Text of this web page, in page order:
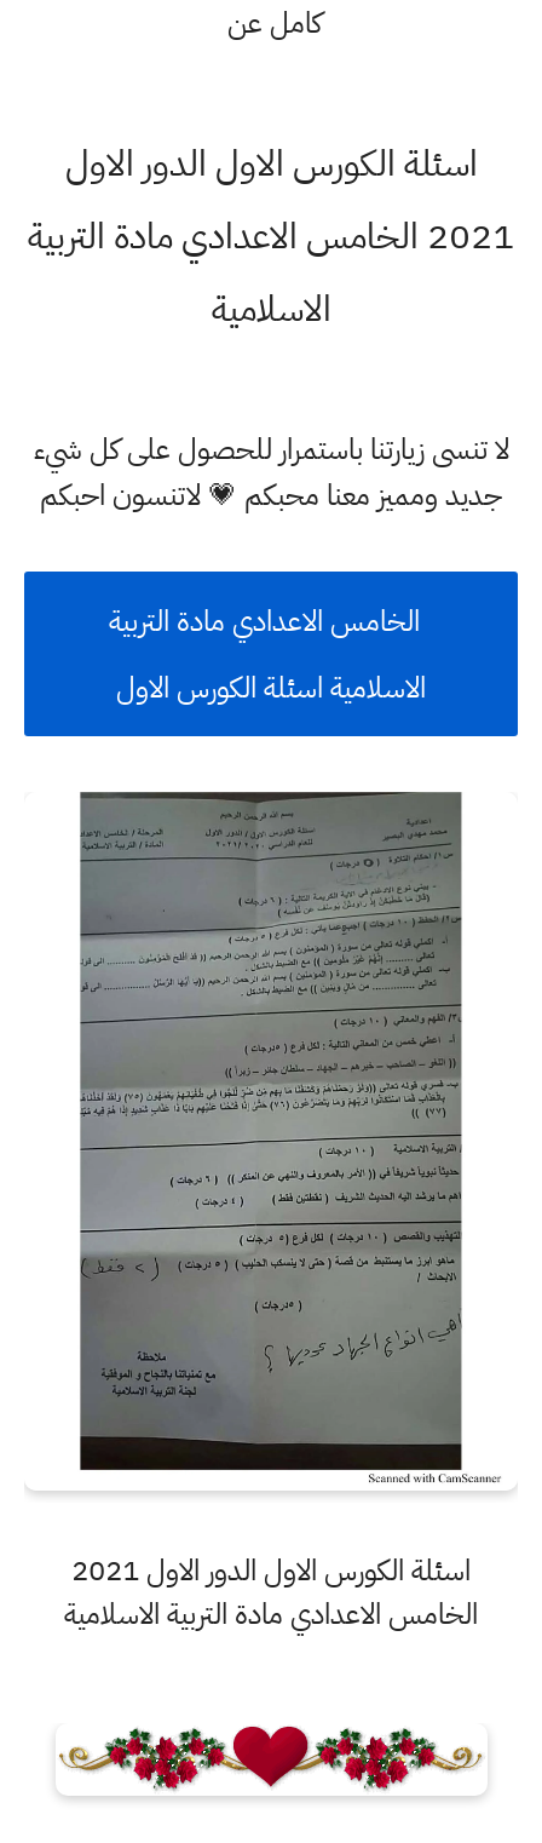
كامل عن
اسئلة الكورس الاول الدور الاول
2021 الخامس الاعدادي مادة التربية
الاسلامية
لا تنسى زيارتنا باستمرار للحصول على كل شيء
جديد ومميز معنا محبكم 💗 لاتنسون احبكم
الخامس الاعدادي مادة التربية
الاسلاميةاسئلة الكورس الاول
اسئلة الكورس الاول الدور الاول 2021
الخامس الاعدادي مادة التربية الاسلامية